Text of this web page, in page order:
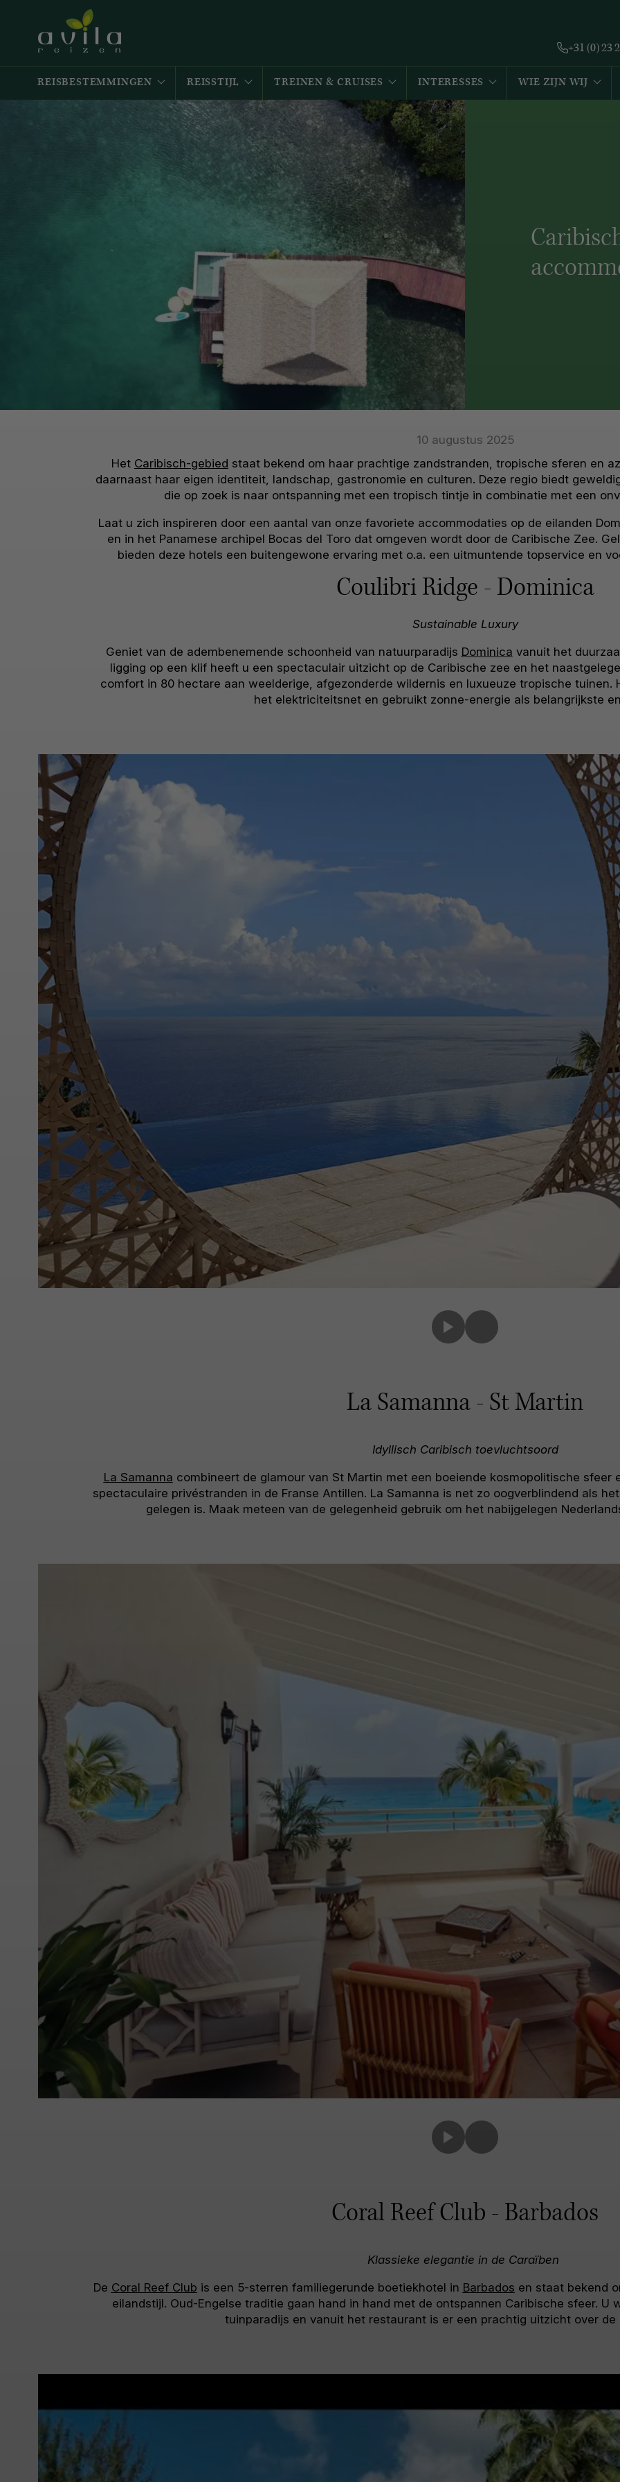
+31 (0) 23
REISBESTEMMINGEN REISSTIJL TREINEN & CRUISES INTERESSES WIE ZIJN WIJ
10 augustus 2025
Het Caribisch-gebied staat bekend om haar prachtige zandstranden, tropische sferen en
daarnaast haar eigen identiteit, landschap, gastronomie en culturen. Deze regio biedt
die op zoek is naar ontspanning met een tropisch tintje in combinatie met een
Laat u zich inspireren door een aantal van onze favoriete accommodaties op de eilanden
en in het Panamese archipel Bocas del Toro dat omgeven wordt door de Caribische Zee.
bieden deze hotels een buitengewone ervaring met o.a. een uitmuntende topservice en
Coulibri Ridge - Dominica
Sustainable Luxury
Geniet van de adembenemende schoonheid van natuurparadijs Dominica vanuit het
ligging op een klif heeft u een spectaculair uitzicht op de Caribische zee en het
comfort in 80 hectare aan weelderige, afgezonderde wildernis en luxueuze tropische tuinen.
het elektriciteitsnet en gebruikt zonne-energie als belangrijkste
La Samanna - St Martin
Idyllisch Caribisch toevluchtsoord
La Samanna combineert de glamour van St Martin met een boeiende kosmopolitische sfeer
spectaculaire privéstranden in de Franse Antillen. La Samanna is net zo oogverblindend als
gelegen is. Maak meteen van de gelegenheid gebruik om het nabijgelegen
Coral Reef Club - Barbados
Klassieke elegantie in de Caraïben
De Coral Reef Club is een 5-sterren familiegerunde boetiekhotel in Barbados en staat bekend
eilandstijl. Oud-Engelse traditie gaan hand in hand met de ontspannen Caribische sfeer. U
tuinparadijs en vanuit het restaurant is er een prachtig uitzicht over de